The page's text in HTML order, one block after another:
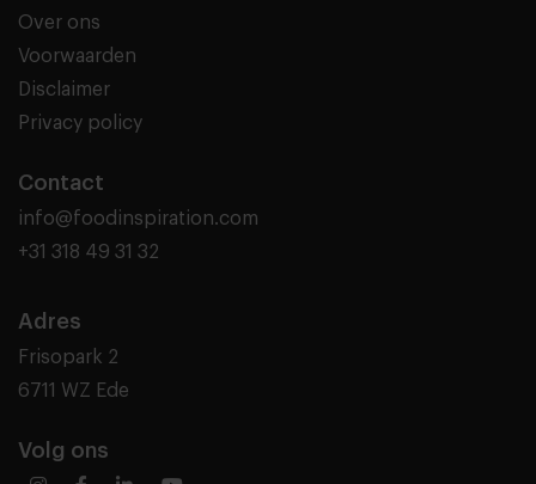
Over ons
Voorwaarden
Disclaimer
Privacy policy
Contact
info@foodinspiration.com
+31 318 49 31 32
Adres
Frisopark 2
6711 WZ Ede
Volg ons